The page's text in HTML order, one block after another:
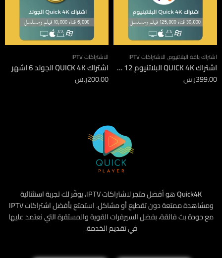
اشتراك باقة البلاتنيوم,الاشتراكات IPTV
اشتراك QUICK 4K البلاتنيوم 12 شهر جهازين
399.00ر.س
الاشتراكات IPTV
اشتراك QUICK 4K الجولد 6 اشهر
200.00ر.س
Quick4K
هو أفضل متجر لاشتراكات IPTV، يوفّر لك تجربة استثنائية
ومشاهدة ممتعة دون تقطيع أو مشاكل. استمتع بأفضل اشتراكات IPTV
مع جودة بث فائقة، بفضل السيرفرات القوية والمستقرة التي نعتمد عليها
في تقديم الخدمة.